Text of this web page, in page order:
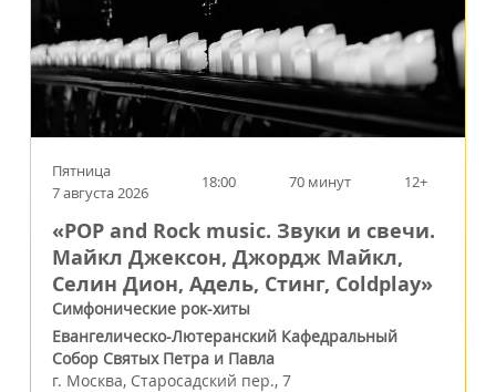
Пятница
7 августа 2026
18:00 70 минут 12+
«POP and Rock music. Звуки и свечи.
Майкл Джексон, Джордж Майкл,
Селин Дион, Адель, Стинг, Coldplay»
Симфонические рок-хиты
Евангелическо-Лютеранский Кафедральный
Собор Святых Петра и Павла
г. Москва, Старосадский пер., 7